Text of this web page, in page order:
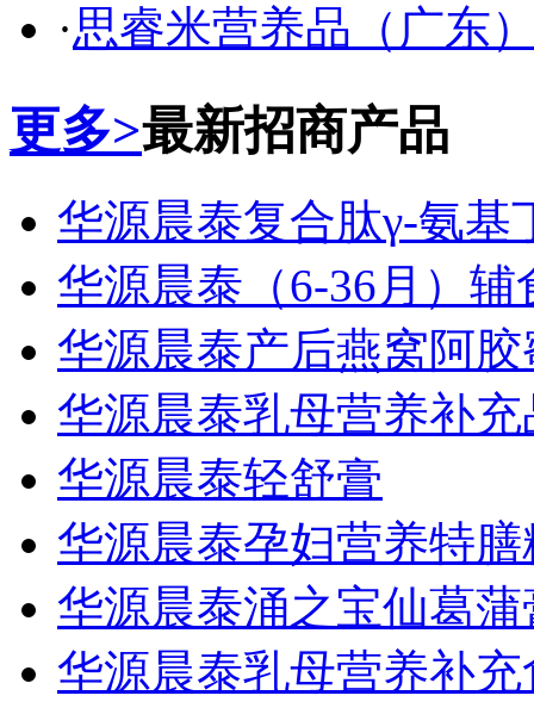
·思睿米营养品（广东
更多>最新招商产品
华源晨泰复合肽γ-氨基
华源晨泰（6-36月）辅
华源晨泰产后燕窝阿胶
华源晨泰乳母营养补充
华源晨泰轻舒膏
华源晨泰孕妇营养特膳
华源晨泰涌之宝仙葛蒲
华源晨泰乳母营养补充